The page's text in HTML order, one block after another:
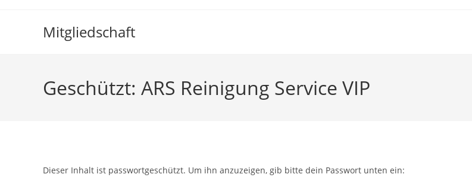
Mitgliedschaft
Geschützt: ARS Reinigung Service VIP
Dieser Inhalt ist passwortgeschützt. Um ihn anzuzeigen, gib bitte dein Passwort unten ein: